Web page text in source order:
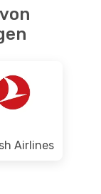
Airlines